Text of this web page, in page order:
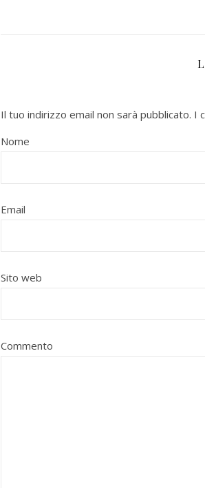
Il tuo indirizzo email non sarà pubblicato. I
Nome
Email
Sito web
Commento